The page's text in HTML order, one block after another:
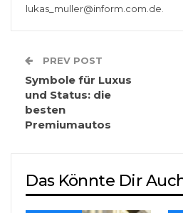
lukas_muller@inform.com.de.
PREV POST
Symbole für Luxus
und Status: die
besten
Premiumautos
Das Könnte Dir